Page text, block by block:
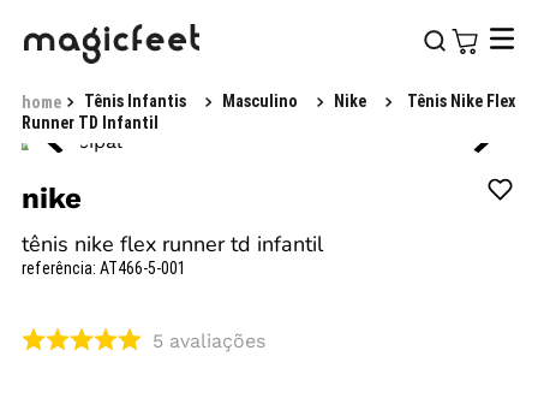
Tênis Infantis Masculino Nike
Tênis Nike Flex
Runner TD Infantil
nike
tênis nike flex runner td infantil
referência: AT466-5-001
5 avaliações